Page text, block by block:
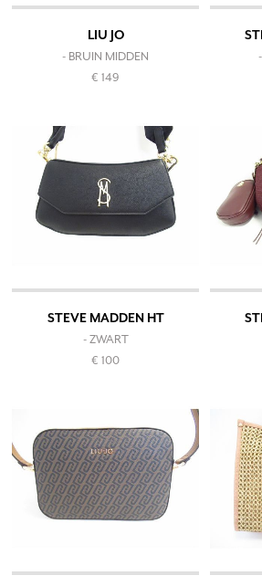
LIU JO
- BRUIN MIDDEN
€ 149
STEVE MADDEN HT
- ZWART
€ 100